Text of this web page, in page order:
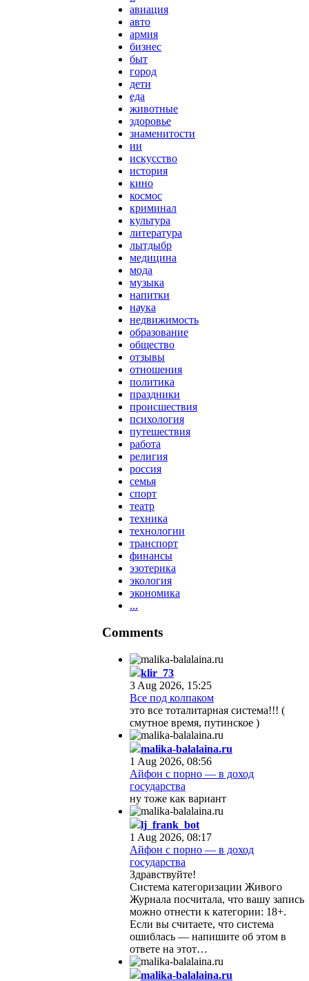
авиация
авто
армия
бизнес
быт
город
дети
еда
животные
здоровье
знаменитости
ии
искусство
история
кино
космос
криминал
культура
литература
лытдыбр
медицина
мода
музыка
напитки
наука
недвижимость
образование
общество
отзывы
отношения
политика
праздники
происшествия
психология
путешествия
работа
религия
россия
семья
спорт
театр
техника
технологии
транспорт
финансы
эзотерика
экология
экономика
...
Comments
klir_73
3 Aug 2026, 15:25
Все под колпаком
это все тоталитарная система!!! (
смутное время, путинское )
malika-balalaina.ru
1 Aug 2026, 08:56
Айфон с порно — в доход
государства
ну тоже как вариант
lj_frank_bot
1 Aug 2026, 08:17
Айфон с порно — в доход
государства
Здравствуйте!
Система категоризации Живого
Журнала посчитала, что вашу запись
можно отнести к категории: 18+.
Если вы считаете, что система
ошиблась — напишите об этом в
ответе на этот…
malika-balalaina.ru